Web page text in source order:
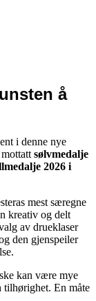
å
i denne nye
sølvmedalje
2026 i
mest særegne
kreativ og delt
av drueklaser
den gjenspeiler
kan være mye
tilhørighet. En måte